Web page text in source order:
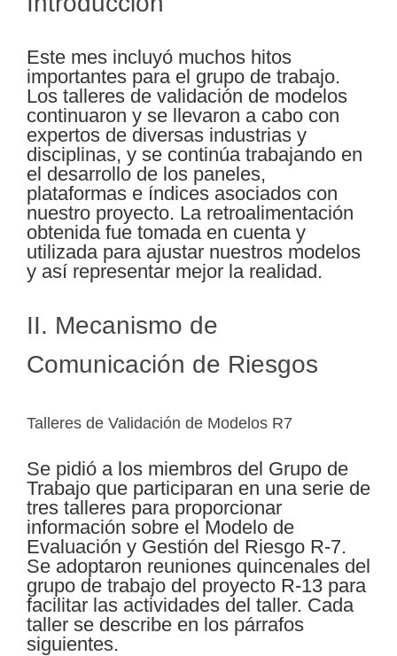
Este mes incluyó muchos hitos
importantes para el grupo de trabajo.
Los talleres de validación de modelos
continuaron y se llevaron a cabo con
expertos de diversas industrias y
disciplinas, y se continúa trabajando en
el desarrollo de los paneles,
plataformas e índices asociados con
nuestro proyecto. La retroalimentación
obtenida fue tomada en cuenta y
utilizada para ajustar nuestros modelos
y así representar mejor la realidad.
II. Mecanismo de
Comunicación de Riesgos
Talleres de Validación de Modelos R7
Se pidió a los miembros del Grupo de
Trabajo que participaran en una serie de
tres talleres para proporcionar
información sobre el Modelo de
Evaluación y Gestión del Riesgo R-7.
Se adoptaron reuniones quincenales del
grupo de trabajo del proyecto R-13 para
facilitar las actividades del taller. Cada
taller se describe en los párrafos
siguientes.